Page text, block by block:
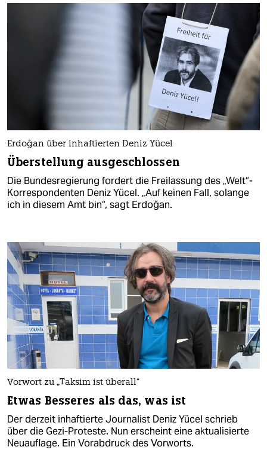
Erdoğan über inhaftierten Deniz Yücel
Überstellung ausgeschlossen
Die Bundesregierung fordert die Freilassung des „Welt“-
Korrespondenten Deniz Yücel. „Auf keinen Fall, solange
ich in diesem Amt bin“, sagt Erdoğan.
Vorwort zu „Taksim ist überall“
Etwas Besseres als das, was ist
Der derzeit inhaftierte Journalist Deniz Yücel schrieb
über die Gezi-Proteste. Nun erscheint eine aktualisierte
Neuauflage. Ein Vorabdruck des Vorworts.